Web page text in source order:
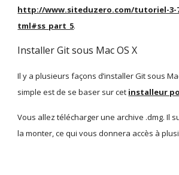
http://www.siteduzero.com/tutoriel-3-
tml#ss_part_5.
Installer Git sous Mac OS X
Il y a plusieurs façons d’installer Git sous
simple est de se baser sur cet installeur
Vous allez télécharger une archive .dmg. Il
la monter, ce qui vous donnera accès à